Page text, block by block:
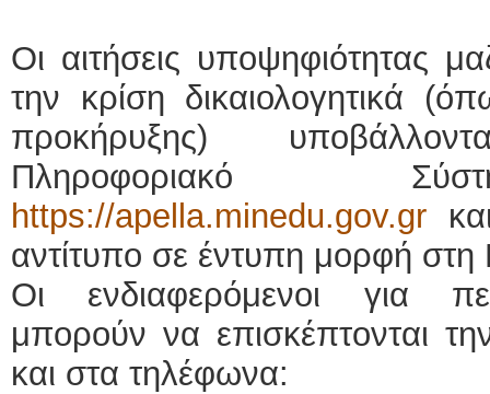
Οι αιτήσεις υποψηφιότητας
την κρίση δικαιολογητικά
προκήρυξης)
Πληροφοριακό
https://apella.minedu.gov.gr
αντίτυπο σε έντυπη μορφή στη
Οι ενδιαφερόμενοι για
μπορούν να επισκέπτονται
και στα τηλέφωνα: